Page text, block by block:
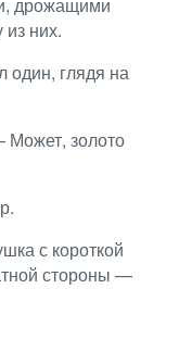
дрожащими
них.
глядя на
золото
с короткой
стороны —